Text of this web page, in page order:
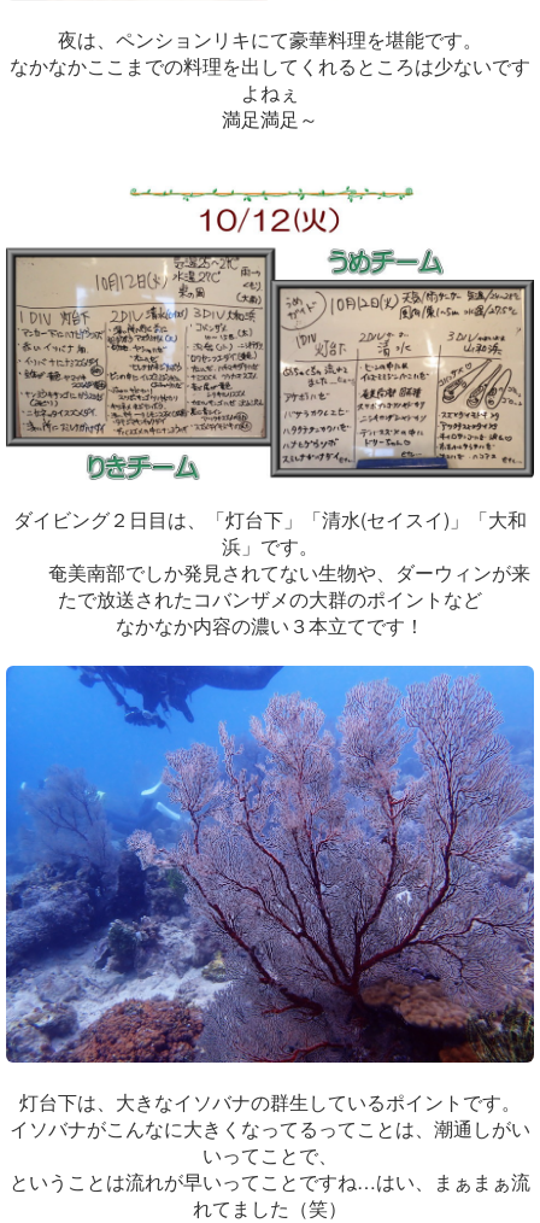
夜は、ペンションリキにて豪華料理を堪能です。
なかなかここまでの料理を出してくれるところは少ないです
よねぇ
満足満足～
ダイビング２日目は、「灯台下」「清水(セイスイ)」「大和
浜」です。
奄美南部でしか発見されてない生物や、ダーウィンが来
たで放送されたコバンザメの大群のポイントなど
なかなか内容の濃い３本立てです！
灯台下は、大きなイソバナの群生しているポイントです。
イソバナがこんなに大きくなってるってことは、潮通しがい
いってことで、
ということは流れが早いってことですね…はい、まぁまぁ流
れてました（笑）